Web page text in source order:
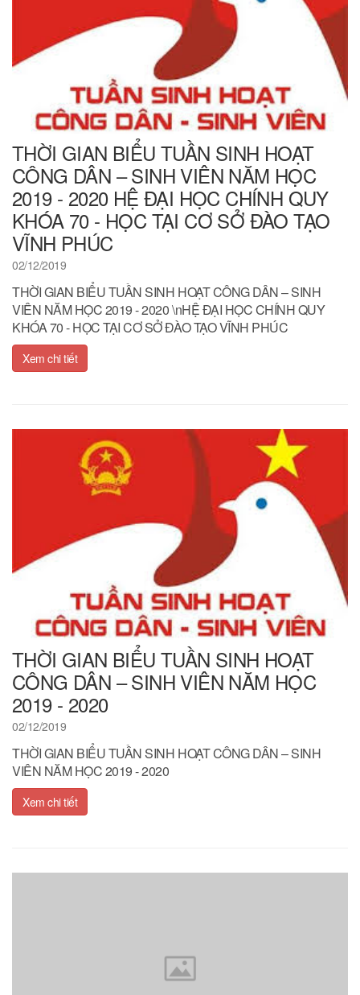
THỜI GIAN BIỂU TUẦN SINH HOẠT
CÔNG DÂN – SINH VIÊN NĂM HỌC
2019 - 2020 HỆ ĐẠI HỌC CHÍNH QUY
KHÓA 70 - HỌC TẠI CƠ SỞ ĐÀO TẠO
VĨNH PHÚC
02/12/2019
THỜI GIAN BIỂU TUẦN SINH HOẠT CÔNG DÂN – SINH
VIÊN NĂM HỌC 2019 - 2020 \nHỆ ĐẠI HỌC CHÍNH QUY
KHÓA 70 - HỌC TẠI CƠ SỞ ĐÀO TẠO VĨNH PHÚC
Xem chi tiết
THỜI GIAN BIỂU TUẦN SINH HOẠT
CÔNG DÂN – SINH VIÊN NĂM HỌC
2019 - 2020
02/12/2019
THỜI GIAN BIỂU TUẦN SINH HOẠT CÔNG DÂN – SINH
VIÊN NĂM HỌC 2019 - 2020
Xem chi tiết